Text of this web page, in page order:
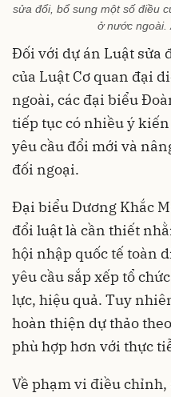
sửa đổi, bổ sung một số điều
ở nước ngoài.
Đối với dự án Luật sửa
của Luật Cơ quan đại
ngoài, các đại biểu
tiếp tục có nhiều ý
yêu cầu đổi mới và
đối ngoại.
Đại biểu Dương Khắc
đổi luật là cần thiết
hội nhập quốc tế toàn
yêu cầu sắp xếp tổ
lực, hiệu quả. Tuy
hoàn thiện dự thảo
phù hợp hơn với thực
Về phạm vi điều